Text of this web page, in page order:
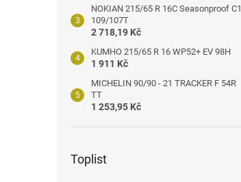
NOKIAN 215/65 R 16C Seasonproof C1
109/107T
2 718,19 Kč
KUMHO 215/65 R 16 WP52+ EV 98H
1 911 Kč
MICHELIN 90/90 - 21 TRACKER F 54R
TT
1 253,95 Kč
Toplist